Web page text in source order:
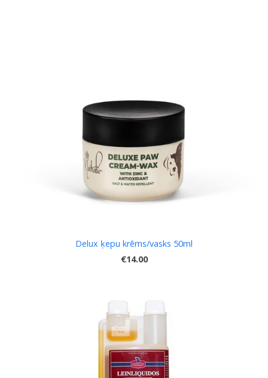
Delux ķepu krēms/vasks 50ml
€14.00